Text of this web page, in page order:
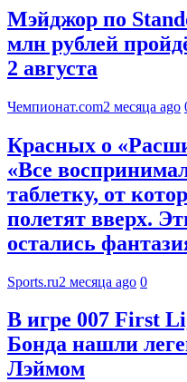
Мэйджор по
млн рублей
2 августа
Чемпионат.com2 месяца ago
Красных о
«Все
таблетку, от
полетят вверх.
остались
Sports.ru2 месяца ago 0
В игре 007 First
Бонда нашли
Лэймом